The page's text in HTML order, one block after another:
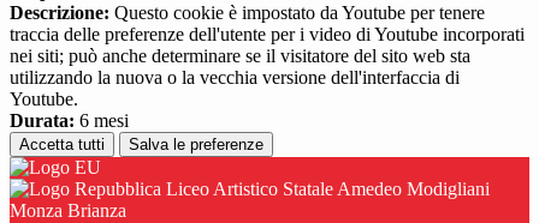
Descrizione: Questo cookie è impostato da Youtube per tenere
traccia delle preferenze dell'utente per i video di Youtube incorporati
nei siti; può anche determinare se il visitatore del sito web sta
utilizzando la nuova o la vecchia versione dell'interfaccia di
Youtube.
Durata: 6 mesi
Accetta tutti Salva le preferenze
Liceo Artistico Statale Amedeo Modigliani
Monza Brianza